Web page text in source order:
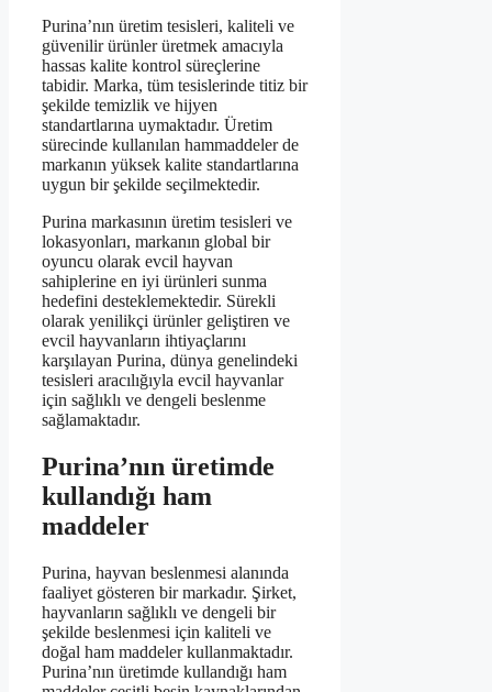
Purina’nın üretim tesisleri, kaliteli ve
güvenilir ürünler üretmek amacıyla
hassas kalite kontrol süreçlerine
tabidir. Marka, tüm tesislerinde titiz bir
şekilde temizlik ve hijyen
standartlarına uymaktadır. Üretim
sürecinde kullanılan hammaddeler de
markanın yüksek kalite standartlarına
uygun bir şekilde seçilmektedir.
Purina markasının üretim tesisleri ve
lokasyonları, markanın global bir
oyuncu olarak evcil hayvan
sahiplerine en iyi ürünleri sunma
hedefini desteklemektedir. Sürekli
olarak yenilikçi ürünler geliştiren ve
evcil hayvanların ihtiyaçlarını
karşılayan Purina, dünya genelindeki
tesisleri aracılığıyla evcil hayvanlar
için sağlıklı ve dengeli beslenme
sağlamaktadır.
Purina’nın üretimde
kullandığı ham
maddeler
Purina, hayvan beslenmesi alanında
faaliyet gösteren bir markadır. Şirket,
hayvanların sağlıklı ve dengeli bir
şekilde beslenmesi için kaliteli ve
doğal ham maddeler kullanmaktadır.
Purina’nın üretimde kullandığı ham